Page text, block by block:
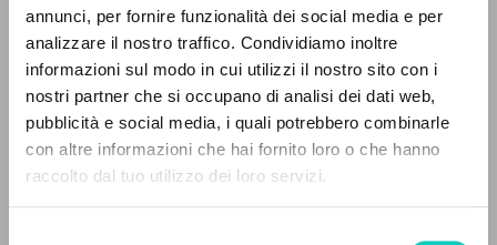
annunci, per fornire funzionalità dei social media e per
analizzare il nostro traffico. Condividiamo inoltre
informazioni sul modo in cui utilizzi il nostro sito con i
nostri partner che si occupano di analisi dei dati web,
pubblicità e social media, i quali potrebbero combinarle
con altre informazioni che hai fornito loro o che hanno
raccolto dal tuo utilizzo dei loro servizi.
Giussani LuigiAutore
Italiano
Viva! La storia
1984
Pagine: 2
0DOCUMENTI TROVATI
RISULTATI SUCCESSIVI